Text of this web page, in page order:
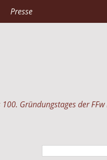
Presse
Gründungstages der